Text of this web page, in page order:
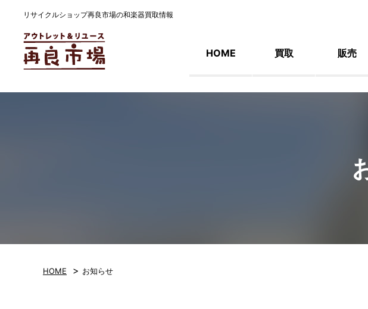
リサイクルショップ再良市場の和楽器買取情報
HOME 買取 販売
HOME > お知らせ